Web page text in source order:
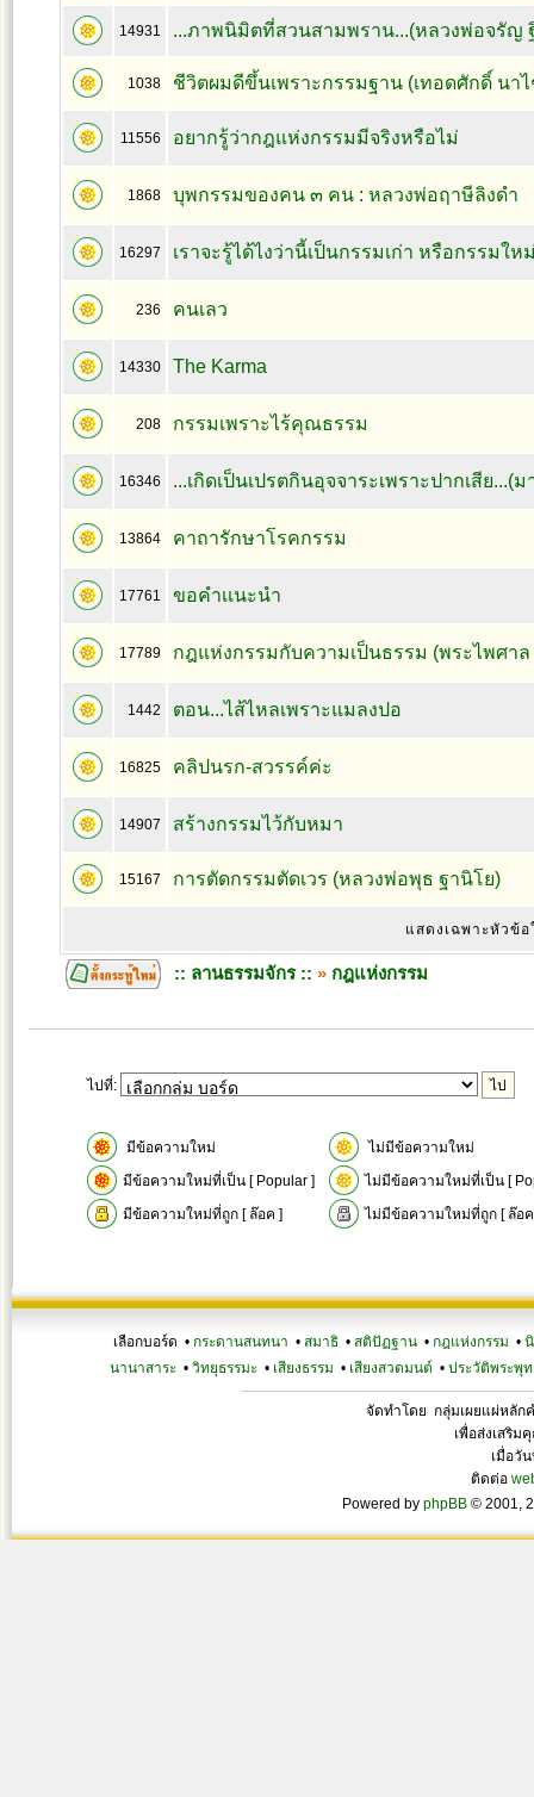
14931 ...ภาพนิมิตที่สวนสามพราน...(หลวงพ่อจรัญ
1038 ชีวิตผมดีขึ้นเพราะกรรมฐาน (เทอดศักดิ์ นาไ
11556 อยากรู้ว่ากฎแห่งกรรมมีจริงหรือไม่
1868 บุพกรรมของคน ๓ คน : หลวงพ่อฤาษีลิงดำ
16297 เราจะรู้ได้ไงว่านี้เป็นกรรมเก่า หรือกรรมให
236 คนเลว
14330 The Karma
208 กรรมเพราะไร้คุณธรรม
16346 ...เกิดเป็นเปรตกินอุจจาระเพราะปากเสีย...(
13864 คาถารักษาโรคกรรม
17761 ขอคำเเนะนำ
17789 กฎแห่งกรรมกับความเป็นธรรม (พระไพศาล
1442 ตอน...ไส้ไหลเพราะแมลงปอ
16825 คลิปนรก-สวรรค์ค่ะ
14907 สร้างกรรมไว้กับหมา
15167 การตัดกรรมตัดเวร (หลวงพ่อพุธ ฐานิโย)
แสดงเฉพาะหัวข้อ
:: ลานธรรมจักร :: » กฎแห่งกรรม
ไปที่:
มีข้อความใหม่
ไม่มีข้อความใหม่
มีข้อความใหม่ที่เป็น [ Popular ]
ไม่มีข้อความใหม่ที่เป็น [
มีข้อความใหม่ที่ถูก [ ล๊อค ]
ไม่มีข้อความใหม่ที่ถูก [ ล๊อ
เลือกบอร์ด • กระดานสนทนา • สมาธิ • สติปัฏฐาน • กฎแห่งกรรม •
นานาสาระ• วิทยุธรรมะ• เสียงธรรม • เสียงสวดมนต์ • ประวัติพระพุท
จัดทำโดย กลุ่มเผยแผ่หลัก
เพื่อส่งเสริม
เมื่อวั
ติดต่อ
Powered by phpBB © 2001,